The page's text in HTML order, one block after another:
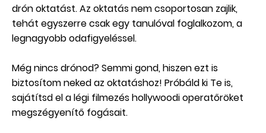
drón oktatást. Az oktatás nem csoportosan zajlik,
tehát egyszerre csak egy tanulóval foglalkozom, a
legnagyobb odafigyeléssel.
Még nincs drónod? Semmi gond, hiszen ezt is
biztosítom neked az oktatáshoz! Próbáld ki Te is,
sajátítsd el a légi filmezés hollywoodi operatőröket
megszégyenítő fogásait.